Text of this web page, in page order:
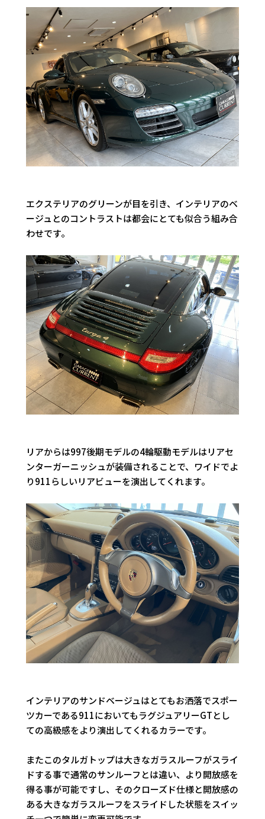
エクステリアのグリーンが目を引き、インテリアのベ
ージュとのコントラストは都会にとても似合う組み合
わせです。
リアからは997後期モデルの4輪駆動モデルはリアセ
ンターガーニッシュが装備されることで、ワイドでよ
り911らしいリアビューを演出してくれます。
インテリアのサンドベージュはとてもお洒落でスポー
ツカーである911においてもラグジュアリーGTとし
ての高級感をより演出してくれるカラーです。
またこのタルガトップは大きなガラスルーフがスライ
ドする事で通常のサンルーフとは違い、より開放感を
得る事が可能ですし、そのクローズド仕様と開放感の
ある大きなガラスルーフをスライドした状態をスイッ